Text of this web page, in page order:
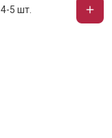
4-5 шт.